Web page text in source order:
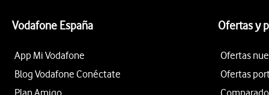
Vodafone España
App Mi Vodafone
Blog Vodafone Conéctate
Plan Amigo
Ofertas y
Ofertas
Ofertas